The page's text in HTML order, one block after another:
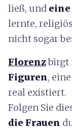
ließ, und
lernte,
nicht sogar
Florenzbirgt
Figuren,
real existiert.
Folgen Sie
die Frauen